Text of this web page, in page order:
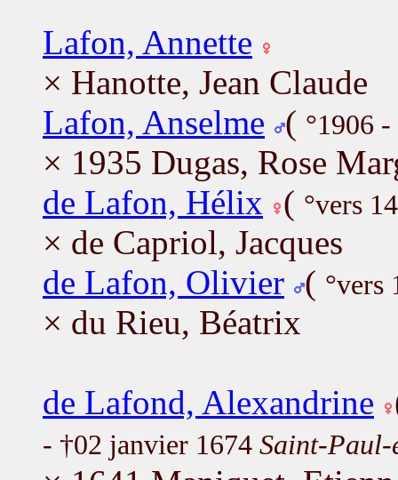
Lafon, Annette
× Hanotte, Jean Claude
Lafon, Anselme ( °1906
× 1935 Dugas, Rose
de Lafon, Hélix ( °vers
× de Capriol, Jacques
de Lafon, Olivier ( °vers
× du Rieu, Béatrix
de Lafond, Alexandrine
- †02 janvier 1674 Saint-Paul-